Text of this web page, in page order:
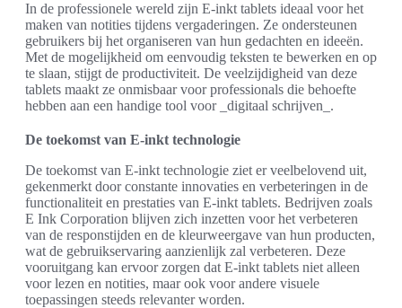
In de professionele wereld zijn E-inkt tablets ideaal voor het
maken van notities tijdens vergaderingen. Ze ondersteunen
gebruikers bij het organiseren van hun gedachten en ideeën.
Met de mogelijkheid om eenvoudig teksten te bewerken en op
te slaan, stijgt de productiviteit. De veelzijdigheid van deze
tablets maakt ze onmisbaar voor professionals die behoefte
hebben aan een handige tool voor _digitaal schrijven_.
De toekomst van E-inkt technologie
De toekomst van E-inkt technologie ziet er veelbelovend uit,
gekenmerkt door constante innovaties en verbeteringen in de
functionaliteit en prestaties van E-inkt tablets. Bedrijven zoals
E Ink Corporation blijven zich inzetten voor het verbeteren
van de responstijden en de kleurweergave van hun producten,
wat de gebruikservaring aanzienlijk zal verbeteren. Deze
vooruitgang kan ervoor zorgen dat E-inkt tablets niet alleen
voor lezen en notities, maar ook voor andere visuele
toepassingen steeds relevanter worden.